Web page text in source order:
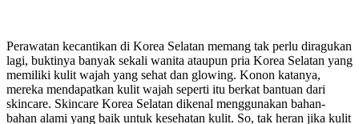
Perawatan kecantikan di Korea Selatan memang tak perlu diragukan
lagi, buktinya banyak sekali wanita ataupun pria Korea Selatan yang
memiliki kulit wajah yang sehat dan glowing. Konon katanya,
mereka mendapatkan kulit wajah seperti itu berkat bantuan dari
skincare. Skincare Korea Selatan dikenal menggunakan bahan-
bahan alami yang baik untuk kesehatan kulit. So, tak heran jika kulit